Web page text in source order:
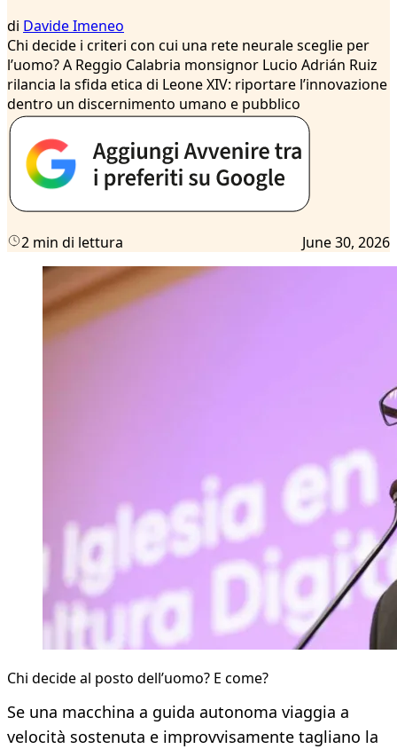
di Davide Imeneo
Chi decide i criteri con cui una rete neurale sceglie per
l’uomo? A Reggio Calabria monsignor Lucio Adrián Ruiz
rilancia la sfida etica di Leone XIV: riportare l’innovazione
dentro un discernimento umano e pubblico
2 min di lettura June 30, 2026
Chi decide al posto dell’uomo? E come?
Se una macchina a guida autonoma viaggia a
velocità sostenuta e improvvisamente tagliano la